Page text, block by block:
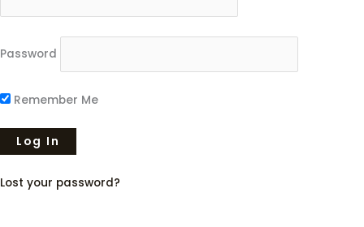
Password
Remember Me
Lost your password?